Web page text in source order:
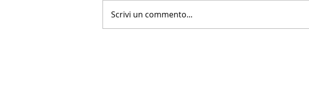
Scrivi un commento...